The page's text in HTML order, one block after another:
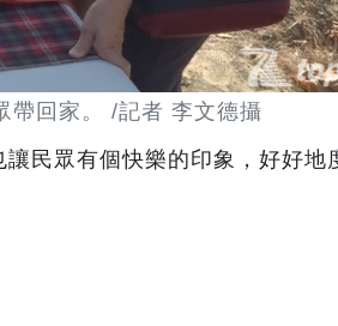
帶回家。 /記者 李文德攝
民眾有個快樂的印象，好好地